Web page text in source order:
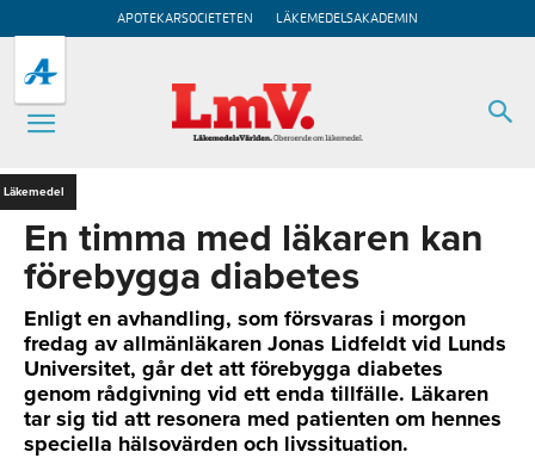
APOTEKARSOCIETETEN LÄKEMEDELSAKADEMIN
Läkemedel
En timma med läkaren kan
förebygga diabetes
Enligt en avhandling, som försvaras i morgon
fredag av allmänläkaren Jonas Lidfeldt vid Lunds
Universitet, går det att förebygga diabetes
genom rådgivning vid ett enda tillfälle. Läkaren
tar sig tid att resonera med patienten om hennes
speciella hälsovärden och livssituation.